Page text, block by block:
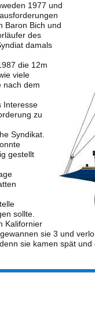
1977 und
Baron Bich und
des
damals
die 12m
viele
nach dem
Interesse
zu
Syndikat.
gestellt
sollte.
Kalifornier
sie 3 und
sie kamen spät und